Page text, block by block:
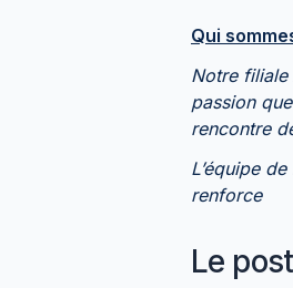
Qui
Notre filiale
passion
rencontre
L’équipe
renforce
Le